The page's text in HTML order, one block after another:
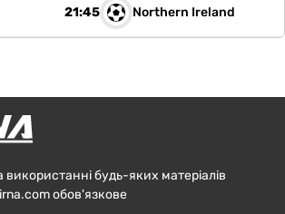
21:45 Northern Ireland
використанні будь-яких матеріалів
обов'язкове